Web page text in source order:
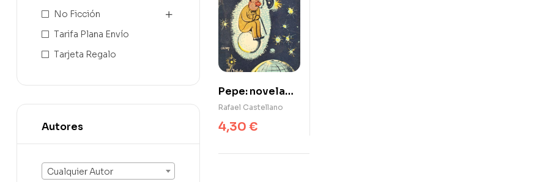
Pepe: novela
con
interferencias
Rafael Castellano
4,30 €
No Ficción
Tarifa Plana Envío
Tarjeta Regalo
Autores
Cualquier Autor